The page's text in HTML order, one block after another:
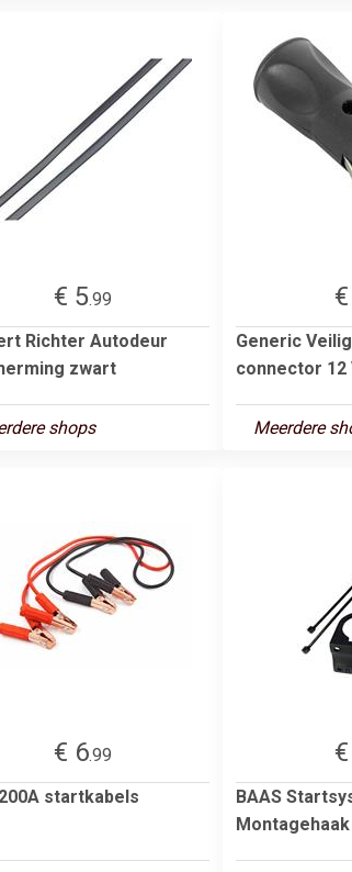
€ 5.99
Richter Autodeur
zwart
shops
Generic
connector 12
Meerdere
€ 6.99
startkabels
BAAS
Montagehaak